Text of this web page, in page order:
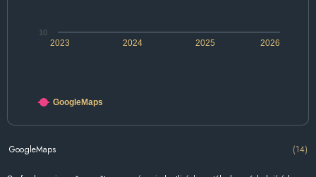
2024 2026
2023 2025
10
GoogleMaps
GoogleMaps (14)